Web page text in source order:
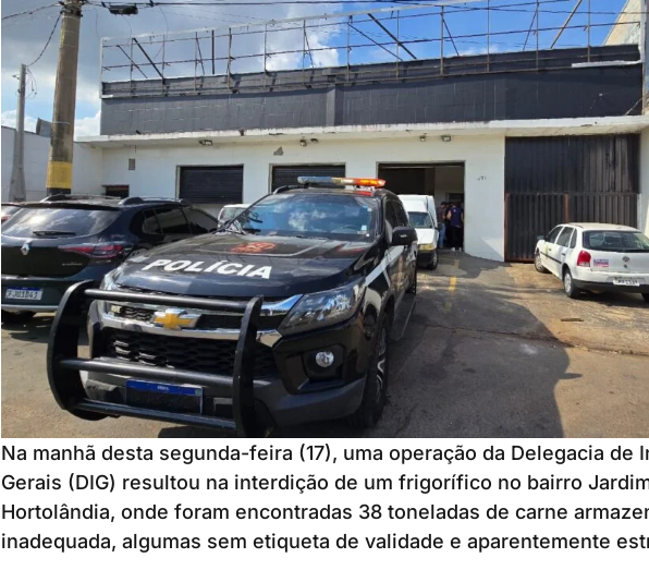
Na manhã desta segunda-feira (17), uma operação da Delegacia de
Gerais (DIG) resultou na interdição de um frigorífico no bairro
Hortolândia, onde foram encontradas 38 toneladas de carne
inadequada, algumas sem etiqueta de validade e aparentemente